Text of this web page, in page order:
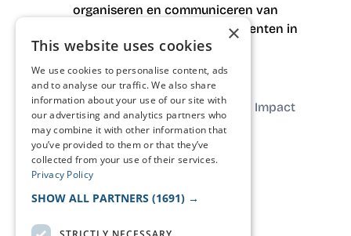
organiseren en communiceren van
belangrijke institutionele evenementen in
heel Europa.
Wat we
doen
werk
Over ons Impact
Neem
×
This website uses cookies
We use cookies to personalise content, ads
and to analyse our traffic. We also share
information about your use of our site with
our advertising and analytics partners who
may combine it with other information that
you’ve provided to them or that they’ve
collected from your use of their services.
Privacy Policy
SHOW ALL PARTNERS (1691) →